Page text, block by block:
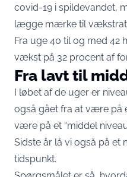
covid-19 i spildevandet,
lægge mærke til
Fra uge 40 til og med 42
vækst på 32 procent af
Fra lavt til
I løbet af de uger er
også gået fra at være på
være på et “middel
Sidste år lå vi også på et
tidspunkt.